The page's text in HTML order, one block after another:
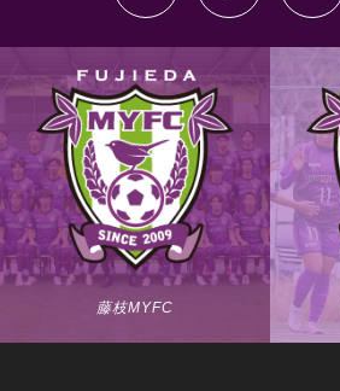
藤枝MYFC